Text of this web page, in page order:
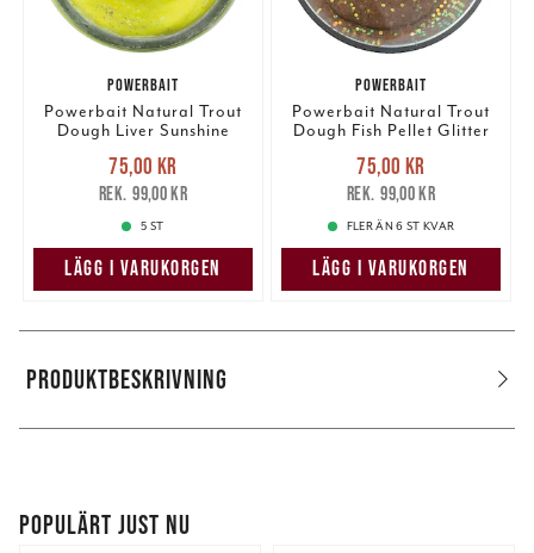
POWERBAIT
Powerbait Natural Trout
Dough Liver Sunshine
Nuvarande pris
75,00 krTidigare pris
99,00 kr
75,00 kr
99,00 kr
5 ST
LÄGG I VARUKORGEN
POWERBAIT
Powerbait Natural Trout
Dough Fish Pellet Glitter
Nuvarande pris
75,00 krTidigare pris
99,00 kr
75,00 kr
99,00 kr
FLER ÄN 6 ST KVAR
LÄGG I VARUKORGEN
PRODUKTBESKRIVNING
POPULÄRT JUST NU